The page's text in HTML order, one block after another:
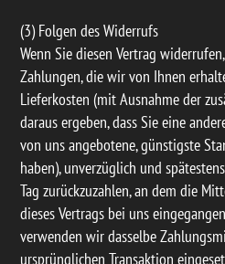
(3) Folgen des Widerrufs
Wenn Sie diesen Vertrag
Zahlungen, die wir von Ihnen
Lieferkosten (mit Ausnahme der
daraus ergeben, dass Sie eine
von uns angebotene, günstigste
haben), unverzüglich und
Tag zurückzuzahlen, an dem die
dieses Vertrags bei uns
verwenden wir dasselbe
ursprünglichen Transaktion